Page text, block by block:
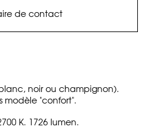
de contact
noir ou champignon).
modèle "confort".
K. 1726 lumen.